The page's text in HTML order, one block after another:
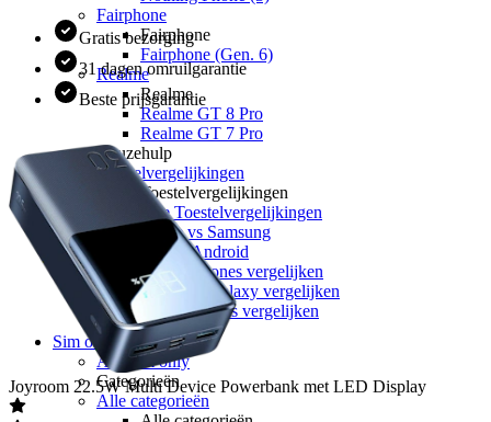
Fairphone
Fairphone
Fairphone (Gen. 6)
Realme
Realme
Realme GT 8 Pro
Realme GT 7 Pro
Keuzehulp
Toestelvergelijkingen
Toestelvergelijkingen
Alle Toestelvergelijkingen
Apple vs Samsung
iOS vs Android
Apple iPhones vergelijken
Samsung Galaxy vergelijken
Google Pixels vergelijken
Sim only
Alle sim only
Categorieën
Alle categorieën
Gratis bezorging
31 dagen omruilgarantie
Beste prijsgarantie
Joyroom 22.5W Multi Device Powerbank met LED Display